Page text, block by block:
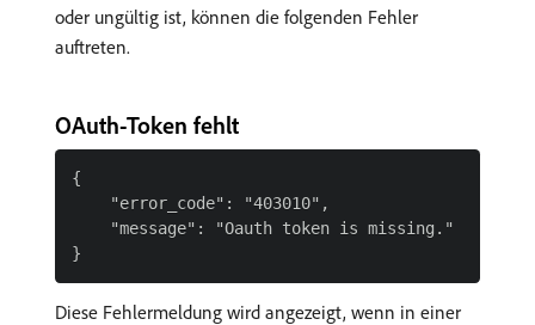
oder ungültig ist, können die folgenden Fehler
auftreten.
OAuth-Token fehlt
{
    "error_code": "403010",
    "message": "Oauth token is missing."
Diese Fehlermeldung wird angezeigt, wenn in einer